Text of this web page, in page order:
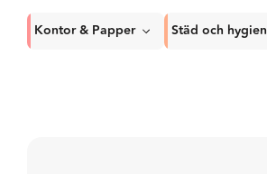
Kontor & Papper Städ och hygien